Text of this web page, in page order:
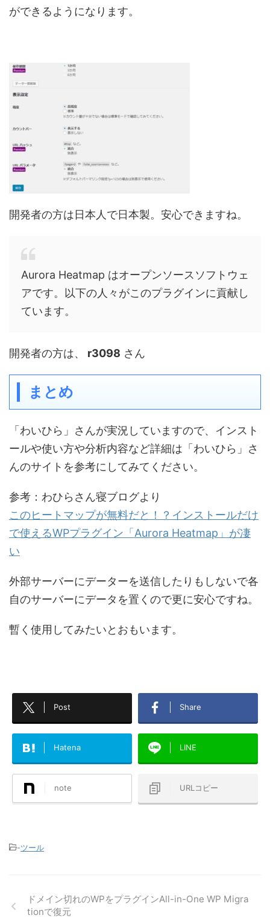
ができるようになります。
開発者の方は日本人で日本製。安心できますね。
Aurora Heatmap はオープンソースソフトウェ
アです。以下の人々がこのプラグインに貢献し
ています。
開発者の方は、 r3098 さん
まとめ
「わいひら」さんが実況していますので、インスト
ールや使い方や分析内容など詳細は「わいひら」さ
んのサイトを参考にしてみてください。
参考：わひらさん寝ブログより
このヒートマップが無料だと！？インストールだけ
で使えるWPプラグイン「Aurora Heatmap」が凄
い
外部サーバーにデーターを送信したりもしないで各
自のサーバーにデータを置くので更に安心ですね。
暫く使用してみたいとおもいます。
Post Share
Hatena LINE
note URLコピー
-ツール
ドメイン切れのWPをプラグインAll-in-One WP Migra
tionで復元